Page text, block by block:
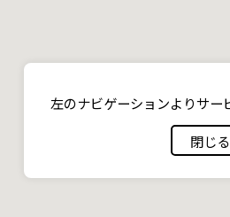
左のナビゲーションよりサー
閉じる